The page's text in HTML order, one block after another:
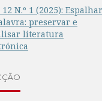
12 N.º 1 (2025):
preservar e
literatura